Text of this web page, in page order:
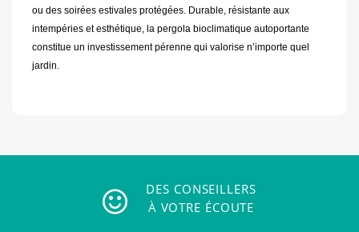
ou des soirées estivales protégées. Durable, résistante aux
intempéries et esthétique, la pergola bioclimatique autoportante
constitue un investissement pérenne qui valorise n’importe quel
jardin.
DES CONSEILLERS
À VOTRE ÉCOUTE